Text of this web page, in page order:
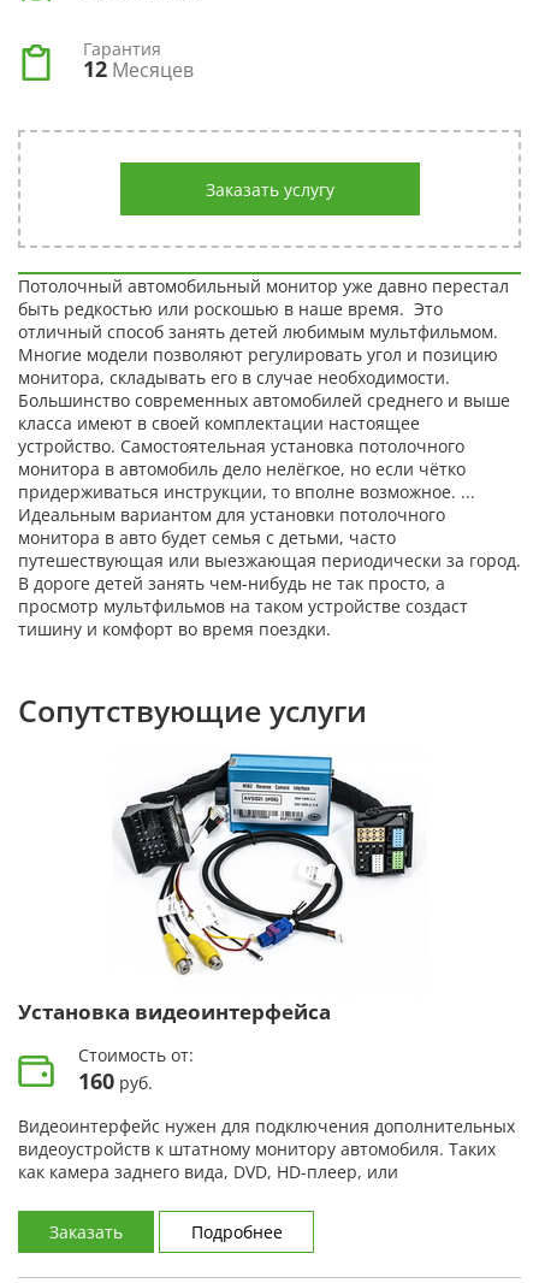
Гарантия
12 Месяцев
Заказать услугу
Потолочный автомобильный монитор уже давно перестал
быть редкостью или роскошью в наше время. Это
отличный способ занять детей любимым мультфильмом.
Многие модели позволяют регулировать угол и позицию
монитора, складывать его в случае необходимости.
Большинство современных автомобилей среднего и выше
класса имеют в своей комплектации настоящее
устройство. Самостоятельная установка потолочного
монитора в автомобиль дело нелёгкое, но если чётко
придерживаться инструкции, то вполне возможное. ...
Идеальным вариантом для установки потолочного
монитора в авто будет семья с детьми, часто
путешествующая или выезжающая периодически за город.
В дороге детей занять чем-нибудь не так просто, а
просмотр мультфильмов на таком устройстве создаст
тишину и комфорт во время поездки.
Сопутствующие услуги
Установка видеоинтерфейса
Стоимость от:
160 руб.
Видеоинтерфейс нужен для подключения дополнительных
видеоустройств к штатному монитору автомобиля. Таких
как камера заднего вида, DVD, HD-плеер, или
Заказать
Подробнее